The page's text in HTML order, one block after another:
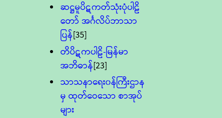
ဆဋ္ဌမူပိဋကတ်သုံးပုံပါဠိ
တော် အင်္ဂလိပ်ဘာသာ
ပြန်[35]
တိပိဋကပါဠိ-မြန်မာ
အဘိဓာန်[23]
သာသနာရေး၀န်ကြီးဌာန
မှ ထုတ်ဝေသော စာအုပ်
များ